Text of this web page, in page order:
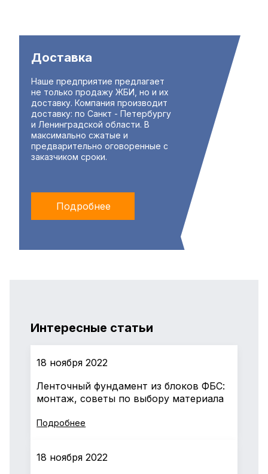
Доставка
Наше предприятие предлагает
не только продажу ЖБИ, но и их
доставку. Компания производит
доставку: по Санкт - Петербургу
и Ленинградской области. В
максимально сжатые и
предварительно оговоренные с
заказчиком сроки.
Подробнее
Интересные статьи
18 ноября 2022
Ленточный фундамент из блоков ФБС:
монтаж, советы по выбору материала
Подробнее
18 ноября 2022